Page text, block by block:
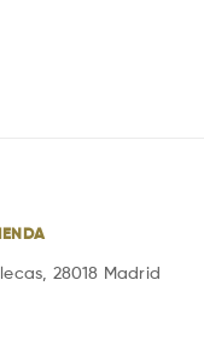
28018 Madrid